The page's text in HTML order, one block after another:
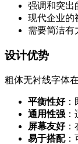
强调和突出
现代企业的
需要简洁有
设计优势
粗体无衬线字体
平衡性好：
通用性强
屏幕友好：
易于搭配：